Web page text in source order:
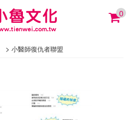
0
>小醫師復仇者聯盟